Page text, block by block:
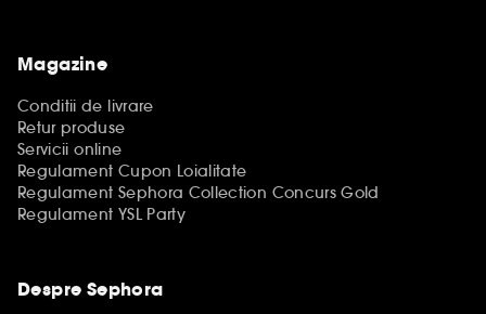
Magazine
Conditii de livrare
Retur produse
Servicii online
Regulament Cupon Loialitate
Regulament Sephora Collection Concurs Gold
Regulament YSL Party
Despre Sephora